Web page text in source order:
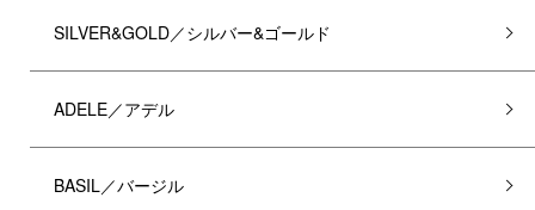
SILVER&GOLD／シルバー&ゴールド
ADELE／アデル
BASIL／バージル